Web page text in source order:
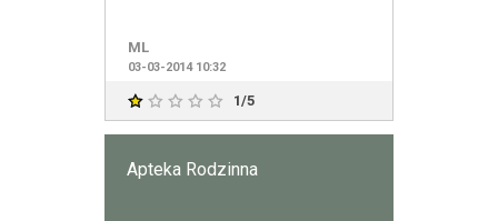
ML
03-03-2014 10:32
1/5
Apteka Rodzinna